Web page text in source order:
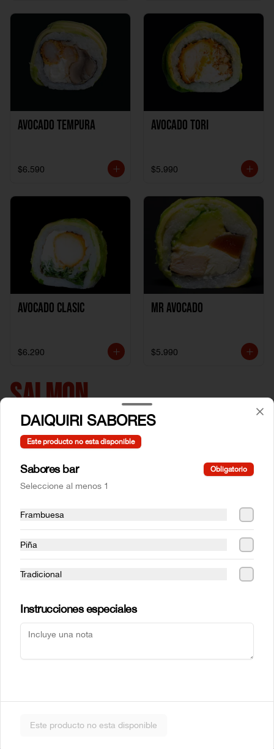
Avocado Tempura
$6.590
Avocado Tori
$5.990
Avocado clasic
$6.290
Mr Avocado
$5.990
SALMON
Mr Sake
$5.990
Sake Atun
DAIQUIRI SABORES
Este producto no esta disponible
Sabores bar Obligatorio
Seleccione al menos 1
Frambuesa
Piña
Tradicional
Instrucciones especiales
Este producto no esta disponible